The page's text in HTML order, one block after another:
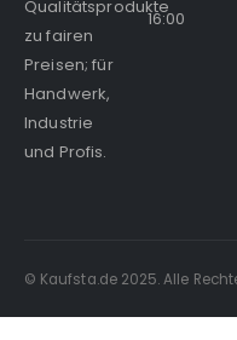
Qualitätsprodukte
Handwerk,
Mo - Fr /